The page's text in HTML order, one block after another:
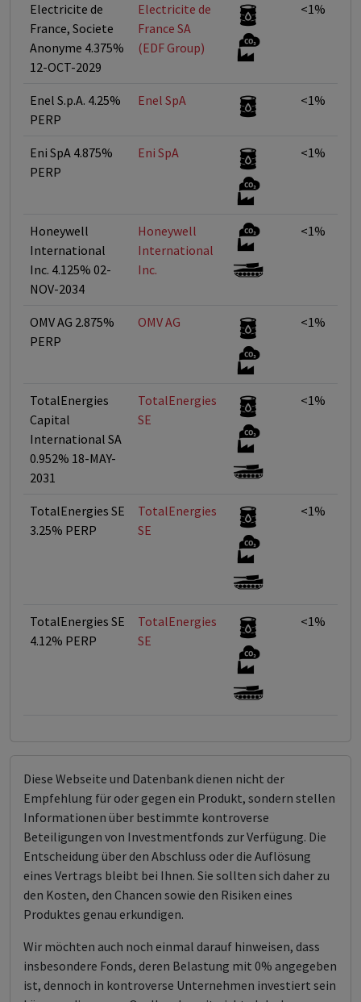
Electricite de
France, Societe
Anonyme 4.375%
12-OCT-2029
Electricite de
France SA
(EDF Group)
<1%
Enel S.p.A. 4.25%
PERP
Enel SpA <1%
Eni SpA 4.875%
PERP
Eni SpA <1%
Honeywell
International
Inc. 4.125% 02-
NOV-2034
Honeywell
International
Inc.
<1%
OMV AG 2.875%
PERP
OMV AG <1%
TotalEnergies
Capital
International SA
0.952% 18-MAY-
2031
TotalEnergies
SE
<1%
TotalEnergies SE
3.25% PERP
TotalEnergies
SE
<1%
TotalEnergies SE
4.12% PERP
TotalEnergies
SE
<1%
Diese Webseite und Datenbank dienen nicht der
Empfehlung für oder gegen ein Produkt, sondern stellen
Informationen über bestimmte kontroverse
Beteiligungen von Investmentfonds zur Verfügung. Die
Entscheidung über den Abschluss oder die Auflösung
eines Vertrags bleibt bei Ihnen. Sie sollten sich daher zu
den Kosten, den Chancen sowie den Risiken eines
Produktes genau erkundigen.
Wir möchten auch noch einmal darauf hinweisen, dass
insbesondere Fonds, deren Belastung mit 0% angegeben
ist, dennoch in kontroverse Unternehmen investiert sein